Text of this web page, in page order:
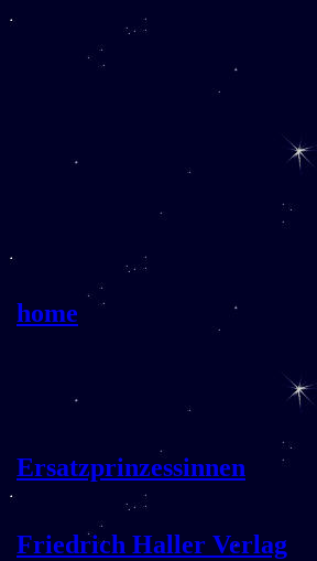
home
Friedrich Haller Verlag
Ersatzprinzessinnen